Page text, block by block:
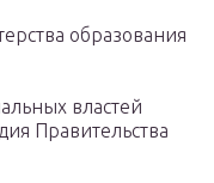
образования
властей
Правительства